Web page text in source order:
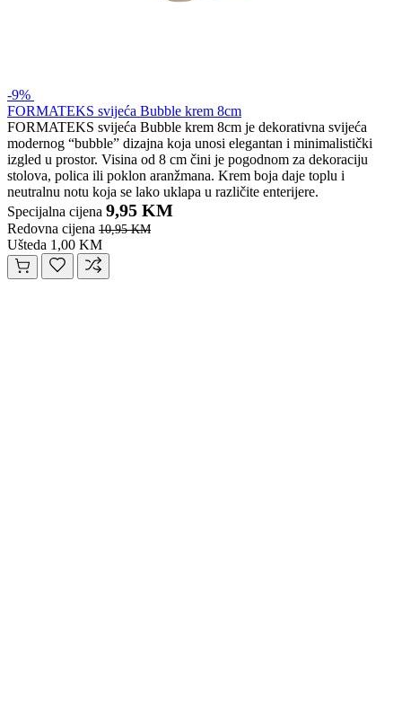
-9%
FORMATEKS svijeća Bubble krem 8cm
FORMATEKS svijeća Bubble krem 8cm je dekorativna svijeća
modernog “bubble” dizajna koja unosi elegantan i minimalistički
izgled u prostor. Visina od 8 cm čini je pogodnom za dekoraciju
stolova, polica ili poklon aranžmana. Krem boja daje toplu i
neutralnu notu koja se lako uklapa u različite enterijere.
Specijalna cijena 9,95 KM
Redovna cijena 10,95 KM
Ušteda 1,00 KM